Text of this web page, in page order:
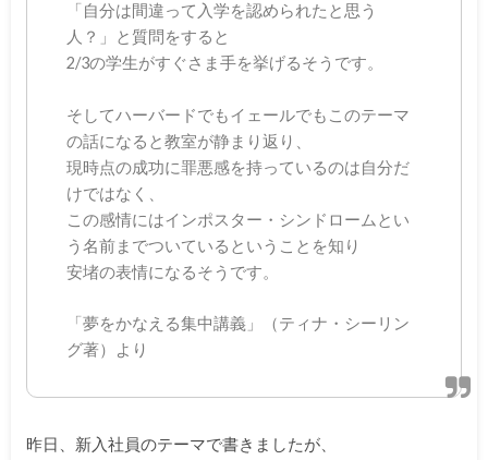
「自分は間違って入学を認められたと思う
人？」と質問をすると
2/3の学生がすぐさま手を挙げるそうです。
そしてハーバードでもイェールでもこのテーマ
の話になると教室が静まり返り、
現時点の成功に罪悪感を持っているのは自分だ
けではなく、
この感情にはインポスター・シンドロームとい
う名前までついているということを知り
安堵の表情になるそうです。
「夢をかなえる集中講義」（ティナ・シーリン
グ著）より
昨日、新入社員のテーマで書きましたが、